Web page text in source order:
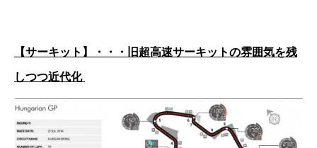
【サーキット】・・・旧超高速サーキットの雰囲気を残
しつつ近代化